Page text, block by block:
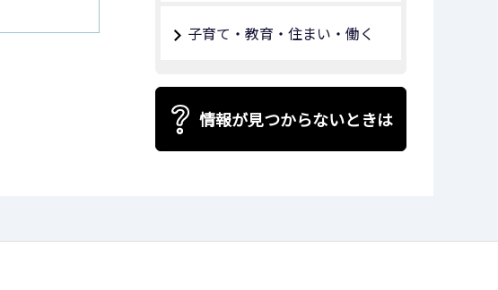
子育て・教育・住まい・働く
情報が見つからないときは